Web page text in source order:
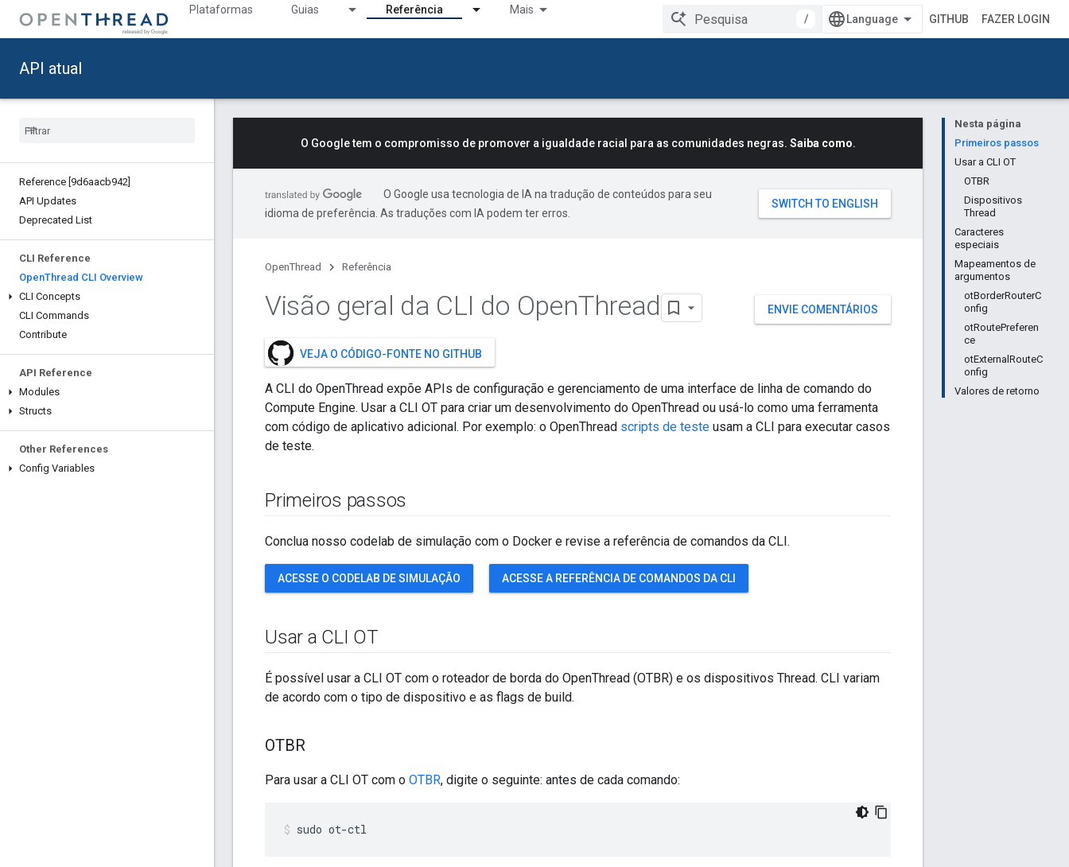
Plataformas Guias Referência Mais
/ GITHUB FAZER LOGIN
API atual
Reference [9d6aacb942]
API Updates
Deprecated List
CLI Reference
OpenThread CLI Overview
CLI Concepts
CLI Commands
Contribute
API Reference
Modules
Structs
Other References
Config Variables
Nesta página
Primeiros passos
Usar a CLI OT
OTBR
Dispositivos
Thread
Caracteres
especiais
Mapeamentos de
argumentos
otBorderRouterC
onfig
otRoutePreferen
ce
otExternalRouteC
onfig
Valores de retorno
O Google tem o compromisso de promover a igualdade racial para as comunidades negras. Saiba como.
O Google usa tecnologia de IA na tradução de conteúdos para seu
idioma de preferência. As traduções com IA podem ter erros.
OpenThread Referência
ENVIE COMENTÁRIOS
Visão geral da CLI do OpenThread
VEJA O CÓDIGO-FONTE NO GITHUB
A CLI do OpenThread expõe APIs de configuração e gerenciamento de uma interface de linha de comando do
Compute Engine. Usar a CLI OT para criar um desenvolvimento do OpenThread ou usá-lo como uma ferramenta
com código de aplicativo adicional. Por exemplo: o OpenThread scripts de teste usam a CLI para executar casos
de teste.
Primeiros passos
Conclua nosso codelab de simulação com o Docker e revise a referência de comandos da CLI.
ACESSE O CODELAB DE SIMULAÇÃO ACESSE A REFERÊNCIA DE COMANDOS DA CLI
Usar a CLI OT
É possível usar a CLI OT com o roteador de borda do OpenThread (OTBR) e os dispositivos Thread. CLI variam
de acordo com o tipo de dispositivo e as flags de build.
OTBR
Para usar a CLI OT com o OTBR, digite o seguinte: antes de cada comando:
sudo ot-ctl